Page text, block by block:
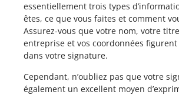
essentiellement trois types
êtes, ce que vous faites et comment
Assurez-vous que votre nom, votre
entreprise et vos coordonnées
dans votre signature.
Cependant, n’oubliez pas que votre
également un excellent moyen